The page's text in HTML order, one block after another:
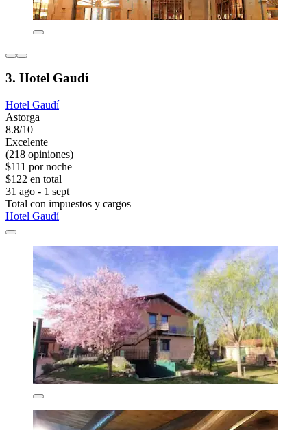
3. Hotel Gaudí
Hotel Gaudí
Astorga
8.8/10
Excelente
(218 opiniones)
$111 por noche
$122 en total
31 ago - 1 sept
Total con impuestos y cargos
Hotel Gaudí